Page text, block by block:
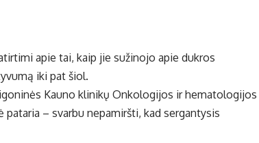
apie tai, kaip jie sužinojo apie dukros
iki pat šiol.
Kauno klinikų Onkologijos ir hematologijos
– svarbu nepamiršti, kad sergantysis